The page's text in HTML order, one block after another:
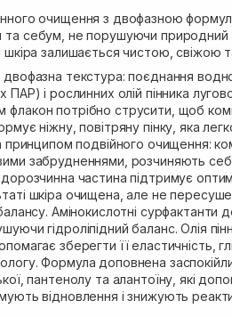
очищення з двофазною
та себум, не порушуючи природний
шкіра залишається чистою, свіжою
текстура: поєднання
ПАР) і рослинних олій пінника
потрібно струсити, щоб
ніжну, повітряну пінку, яка
принципом подвійного очищення:
забрудненнями, розчиняють
частина підтримує
шкіра очищена, але не
Амінокислотні сурфактанти
гідроліпідний баланс. Олія
зберегти її еластичність,
Формула доповнена
пантенолу та алантоїну, які
відновлення і знижують